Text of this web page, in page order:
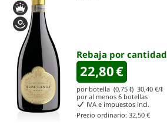
Rebaja por cantidad
22,80€
por botella (0,75 ℓ) 30,40 €/ℓ
por al menos 6 botellas
IVA e impuestos incl.
Precio ordinario: 32,50 €